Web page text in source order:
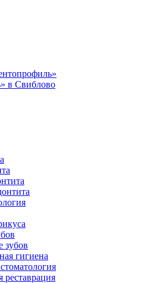
в Свиблово
зубов
гигиена
реставрация